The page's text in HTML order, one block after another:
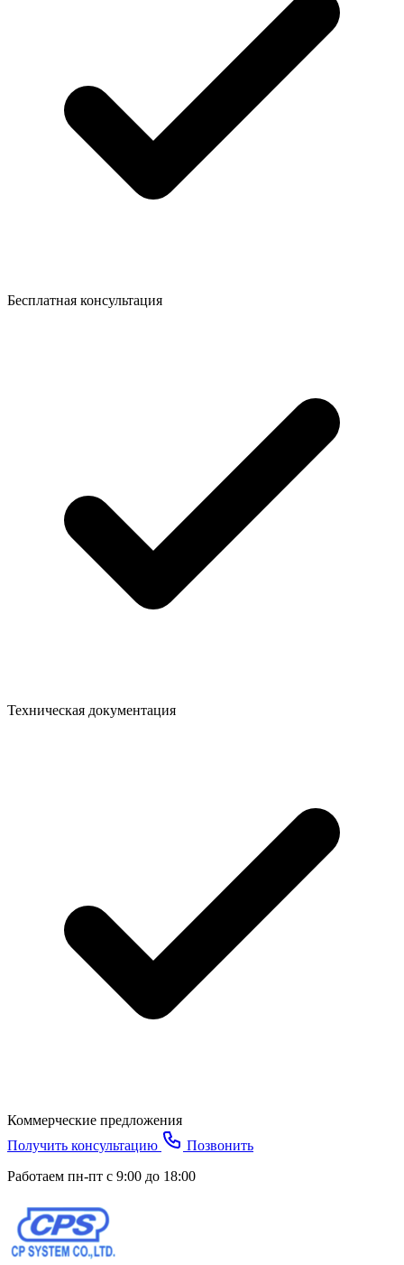
Бесплатная консультация
Техническая документация
Коммерческие предложения
Получить консультацию
Позвонить
Работаем пн-пт с 9:00 до 18:00